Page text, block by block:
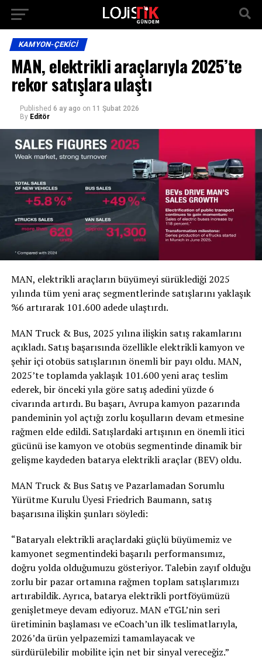
KAMYON-ÇEKICI
MAN, elektrikli araçlarıyla 2025’te
rekor satışlara ulaştı
Published 6 ay ago on 11 Şubat 2026
By Editör
MAN, elektrikli araçların büyümeyi sürüklediği 2025
yılında tüm yeni araç segmentlerinde satışlarını yaklaşık
%6 artırarak 101.600 adede ulaştırdı.
MAN Truck & Bus, 2025 yılına ilişkin satış rakamlarını
açıkladı. Satış başarısında özellikle elektrikli kamyon ve
şehir içi otobüs satışlarının önemli bir payı oldu. MAN,
2025’te toplamda yaklaşık 101.600 yeni araç teslim
ederek, bir önceki yıla göre satış adedini yüzde 6
civarında artırdı. Bu başarı, Avrupa kamyon pazarında
pandeminin yol açtığı zorlu koşulların devam etmesine
rağmen elde edildi. Satışlardaki artışının en önemli itici
gücünü ise kamyon ve otobüs segmentinde dinamik bir
gelişme kaydeden batarya elektrikli araçlar (BEV) oldu.
MAN Truck & Bus Satış ve Pazarlamadan Sorumlu
Yürütme Kurulu Üyesi Friedrich Baumann, satış
başarısına ilişkin şunları söyledi:
“Bataryalı elektrikli araçlardaki güçlü büyümemiz ve
kamyonet segmentindeki başarılı performansımız,
doğru yolda olduğumuzu gösteriyor. Talebin zayıf olduğu
zorlu bir pazar ortamına rağmen toplam satışlarımızı
artırabildik. Ayrıca, batarya elektrikli portföyümüzü
genişletmeye devam ediyoruz. MAN eTGL’nin seri
üretiminin başlaması ve eCoach’un ilk teslimatlarıyla,
2026’da ürün yelpazemizi tamamlayacak ve
sürdürülebilir mobilite için net bir sinyal vereceğiz.”